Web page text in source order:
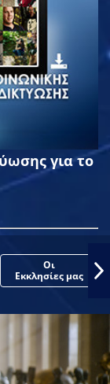
για το
Οι
Εκκλησίες μας